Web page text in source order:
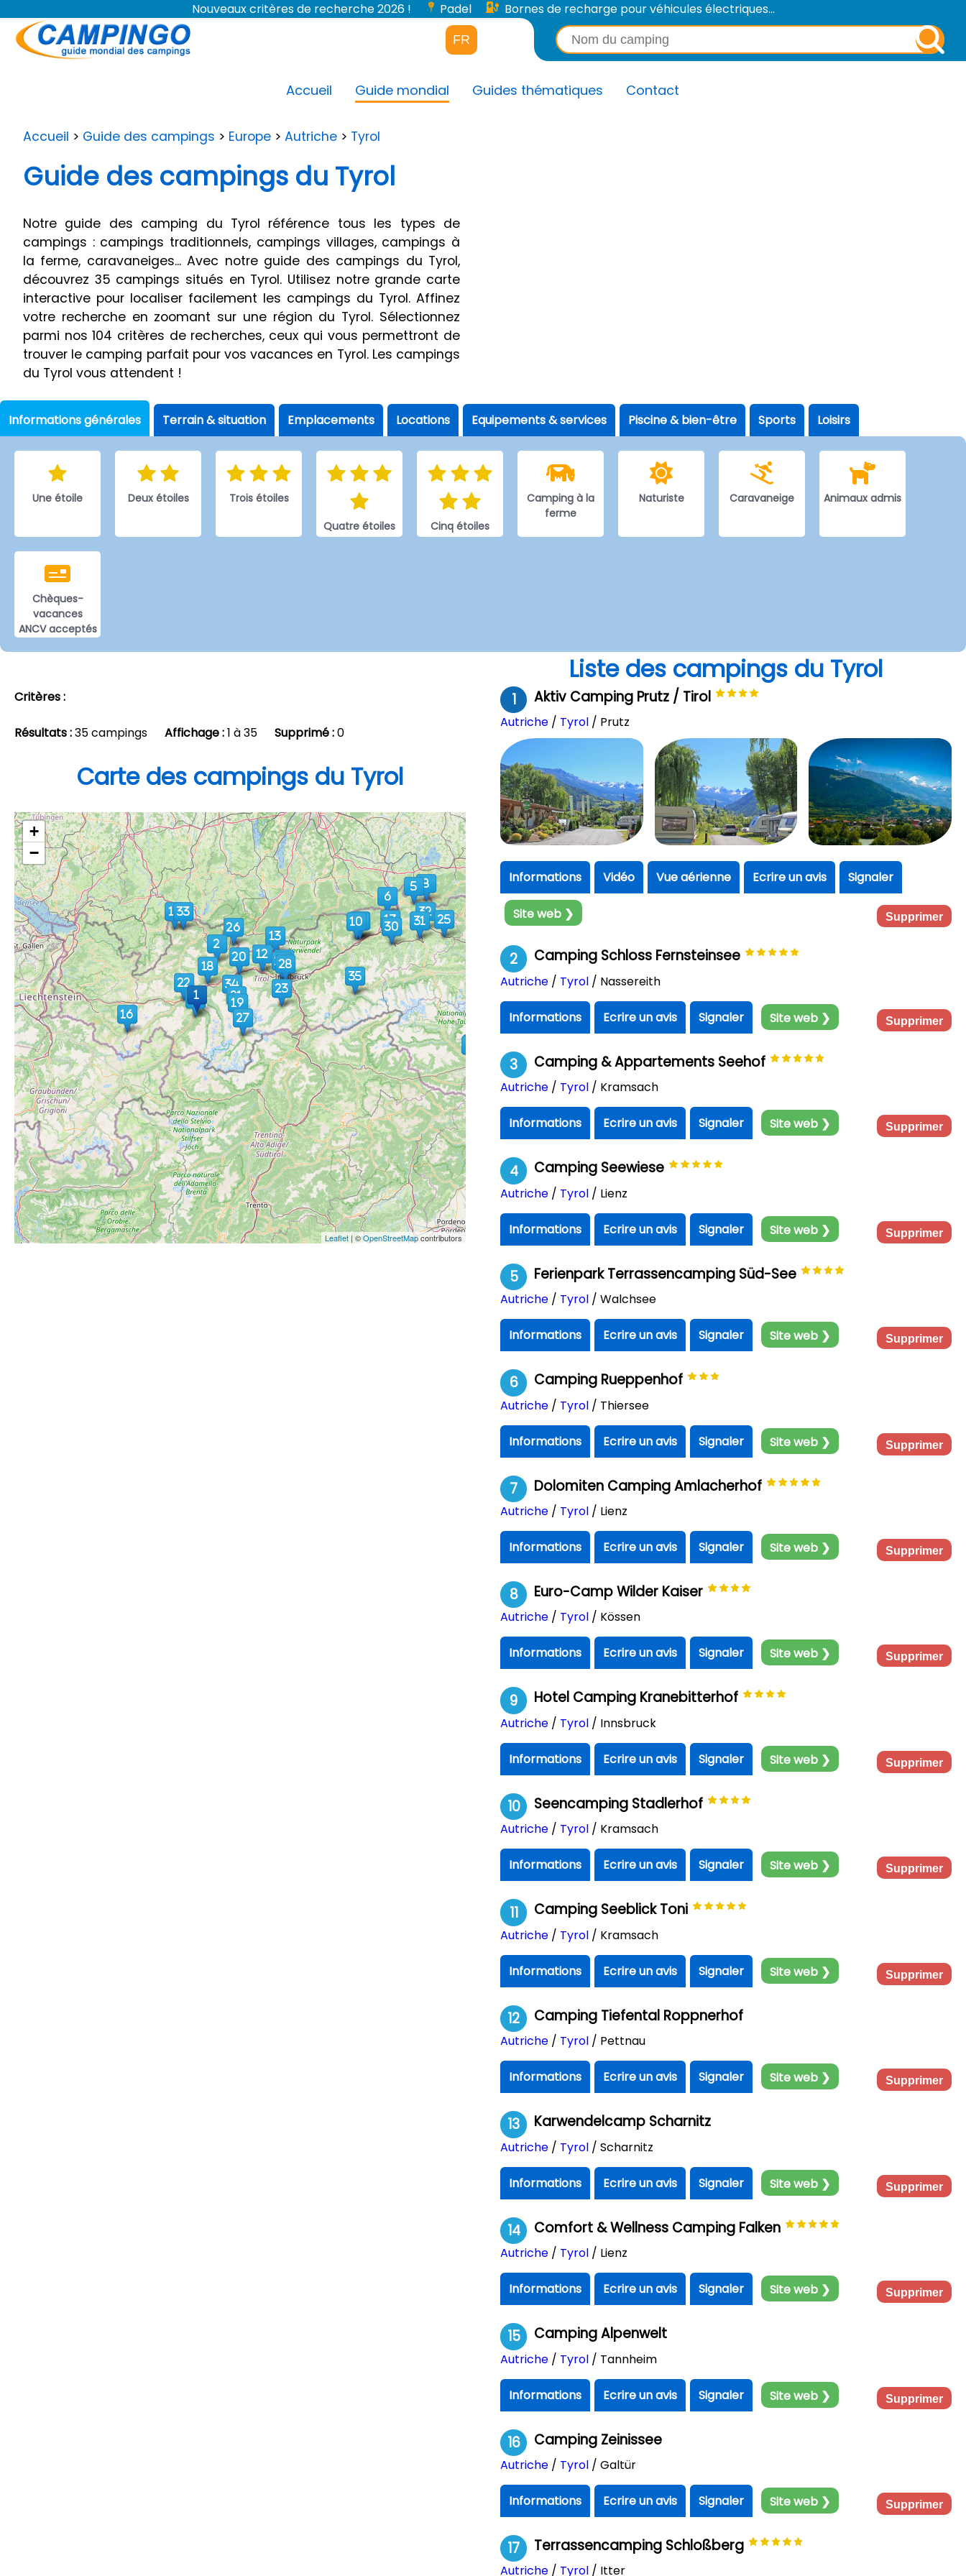
Nouveaux critères de recherche 2026 ! Padel Bornes de recharge pour véhicules électriques...
Accueil Guide mondial Guides thématiques Contact
FR
Accueil > Guide des campings > Europe > Autriche > Tyrol
Guide des campings du Tyrol
Notre guide des camping du Tyrol référence tous les types de
campings : campings traditionnels, campings villages, campings à
la ferme, caravaneiges... Avec notre guide des campings du Tyrol,
découvrez 35 campings situés en Tyrol. Utilisez notre grande carte
interactive pour localiser facilement les campings du Tyrol. Affinez
votre recherche en zoomant sur une région du Tyrol. Sélectionnez
parmi nos 104 critères de recherches, ceux qui vous permettront de
trouver le camping parfait pour vos vacances en Tyrol. Les campings
du Tyrol vous attendent !
Informations générales
Une étoile Deux étoiles
Trois étoiles
Quatre étoiles
Cinq étoiles
Camping à la
ferme
Naturiste Caravaneige Animaux admis
Chèques-
vacances
ANCV acceptés
Terrain & situation Emplacements Locations Equipements & services Piscine & bien-être Sports Loisirs
Critères :
Résultats :35 campings Affichage :1 à 35 Supprimé :0
Carte des campings du Tyrol
+
−
Leaflet | ©OpenStreetMapcontributors
Liste des campings du Tyrol
1 Aktiv Camping Prutz / Tirol
Autriche / Tyrol / Prutz
Informations Vidéo Vue aérienne Ecrire un avis Signaler
Site web ❯ Supprimer
2 Camping Schloss Fernsteinsee
Autriche / Tyrol / Nassereith
Informations Ecrire un avis Signaler Site web ❯ Supprimer
3 Camping & Appartements Seehof
Autriche / Tyrol / Kramsach
Informations Ecrire un avis Signaler Site web ❯ Supprimer
4 Camping Seewiese
Autriche / Tyrol / Lienz
Informations Ecrire un avis Signaler Site web ❯ Supprimer
5 Ferienpark Terrassencamping Süd-See
Autriche / Tyrol / Walchsee
Informations Ecrire un avis Signaler Site web ❯ Supprimer
6 Camping Rueppenhof
Autriche / Tyrol / Thiersee
Informations Ecrire un avis Signaler Site web ❯ Supprimer
7 Dolomiten Camping Amlacherhof
Autriche / Tyrol / Lienz
Informations Ecrire un avis Signaler Site web ❯ Supprimer
8 Euro-Camp Wilder Kaiser
Autriche / Tyrol / Kössen
Informations Ecrire un avis Signaler Site web ❯ Supprimer
9 Hotel Camping Kranebitterhof
Autriche / Tyrol / Innsbruck
Informations Ecrire un avis Signaler Site web ❯ Supprimer
10 Seencamping Stadlerhof
Autriche / Tyrol / Kramsach
Informations Ecrire un avis Signaler Site web ❯ Supprimer
11 Camping Seeblick Toni
Autriche / Tyrol / Kramsach
Informations Ecrire un avis Signaler Site web ❯ Supprimer
12 Camping Tiefental Roppnerhof
Autriche / Tyrol / Pettnau
Informations Ecrire un avis Signaler Site web ❯ Supprimer
13 Karwendelcamp Scharnitz
Autriche / Tyrol / Scharnitz
Informations Ecrire un avis Signaler Site web ❯ Supprimer
14 Comfort & Wellness Camping Falken
Autriche / Tyrol / Lienz
Informations Ecrire un avis Signaler Site web ❯ Supprimer
15 Camping Alpenwelt
Autriche / Tyrol / Tannheim
Informations Ecrire un avis Signaler Site web ❯ Supprimer
16 Camping Zeinissee
Autriche / Tyrol / Galtür
Informations Ecrire un avis Signaler Site web ❯ Supprimer
17 Terrassencamping Schloßberg
Autriche / Tyrol / Itter